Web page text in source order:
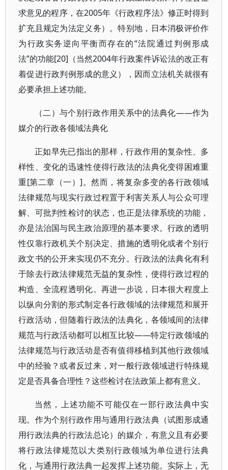
求意见的程序，在2005年《行政程序法》修正时得到
扩充且规定为法定义务）。特别地，日本消极评价作
为行政实务逆向平衡而存在的“法院通过判例形成
法”的功能[20]（当然2004年行政案件诉讼法的改正有
着促进行政判例形成的意义），因而立法机关就很有
必要承担上述功能。
（二）与个别行政作用关系中的法典化——作为
媒介的行政各领域法典化
正如早先已指出的那样，行政作用的复杂性、多
样性、变化的迅速性使得行政法的法典化变得困难重
重[第二章（一）]。然而，将复杂多变的各行政领域
法律规范与现实行政过程置于利害关系人与公众可理
解、可批判性检讨的状态，也正是法律系统的功能，
亦是法治国与民主政治原理的基本要求。行政的透明
性仅靠行政机关个别决定、措施的透明化或者个别行
政文书的公开来实现仍不充分。行政法的法典化有利
于除去行政法律规范无益的复杂性，使得行政过程的
构造、全流程透明化。再进一步说，日本很大程度上
以纵向分割的形式制定各行政领域的法律规范和展开
行政活动，但随着行政法的法典化，各领域间的法律
规范与行政活动都可以相互比较——特定行政领域的
法律规范与行政活动是否有值得移植到其他行政领域
中的经验？或者反过来，对一般行政领域进行特殊规
定是否具备合理性？这些检讨在法政策上都有意义。
当然，上述功能不可能仅在一部行政法典中实
现。作为个别行政作用与通用行政法典（试图形成通
用行政法典的行政法总论）的媒介，有意义且有必要
将行政法律规范以大类别行政领域为单位进行法典
化，与通用行政法典一起发挥上述功能。实际上，无